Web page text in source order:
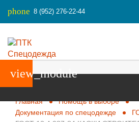
phone 8 (952) 276-22-44
Главная
Помощь в выборе
Документация по спецодежде
view_module